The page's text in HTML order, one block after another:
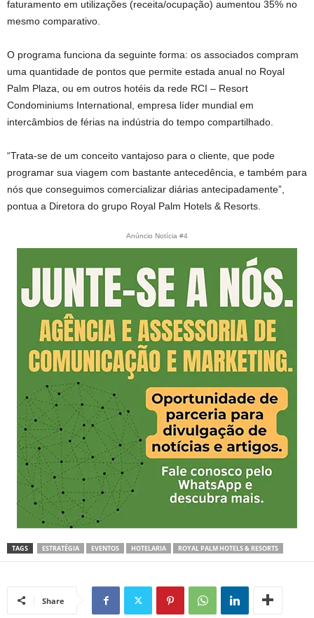
faturamento em utilizações (receita/ocupação) aumentou 35% no
mesmo comparativo.
O programa funciona da seguinte forma: os associados compram
uma quantidade de pontos que permite estada anual no Royal
Palm Plaza, ou em outros hotéis da rede RCI – Resort
Condominiums International, empresa líder mundial em
intercâmbios de férias na indústria do tempo compartilhado.
“Trata-se de um conceito vantajoso para o cliente, que pode
programar sua viagem com bastante antecedência, e também para
nós que conseguimos comercializar diárias antecipadamente”,
pontua a Diretora do grupo Royal Palm Hotels & Resorts.
Anúncio Notícia #4
TAGS ESTRATÉGIA EVENTOS HOTELARIA ROYAL PALM HOTELS & RESORTS
Share